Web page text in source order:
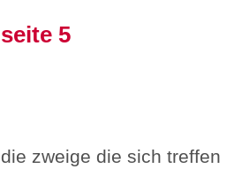
seite 5
die zweige die sich treffen